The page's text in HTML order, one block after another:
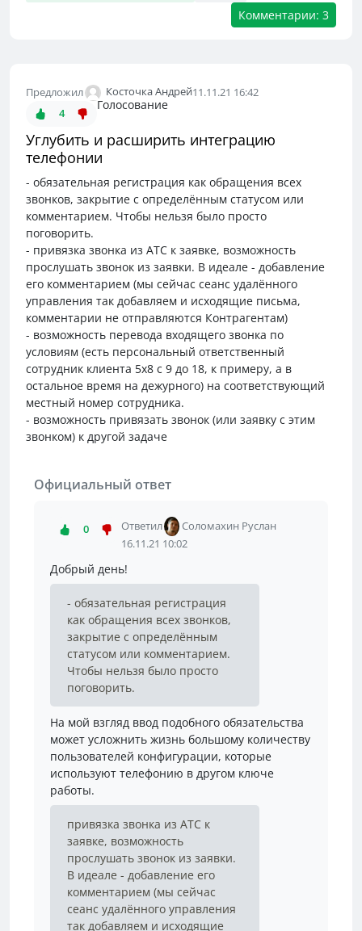
Комментарии: 3
Предложил Косточка Андрей11.11.21 16:42
4
Голосование
Углубить и расширить интеграцию
телефонии
- обязательная регистрация как обращения всех
звонков, закрытие с определённым статусом или
комментарием. Чтобы нельзя было просто
поговорить.
- привязка звонка из АТС к заявке, возможность
прослушать звонок из заявки. В идеале - добавление
его комментарием (мы сейчас сеанс удалённого
управления так добавляем и исходящие письма,
комментарии не отправляются Контрагентам)
- возможность перевода входящего звонка по
условиям (есть персональный ответственный
сотрудник клиента 5х8 с 9 до 18, к примеру, а в
остальное время на дежурного) на соответствующий
местный номер сотрудника.
- возможность привязать звонок (или заявку с этим
звонком) к другой задаче
Официальный ответ
0 Ответил
Соломахин Руслан
16.11.21 10:02
Добрый день!
- обязательная регистрация
как обращения всех звонков,
закрытие с определённым
статусом или комментарием.
Чтобы нельзя было просто
поговорить.
На мой взгляд ввод подобного обязательства
может усложнить жизнь большому количеству
пользователей конфигурации, которые
используют телефонию в другом ключе
работы.
привязка звонка из АТС к
заявке, возможность
прослушать звонок из заявки.
В идеале - добавление его
комментарием (мы сейчас
сеанс удалённого управления
так добавляем и исходящие